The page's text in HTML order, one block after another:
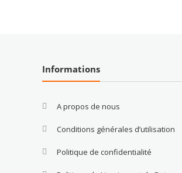
Informations
A propos de nous
Conditions générales d’utilisation
Politique de confidentialité